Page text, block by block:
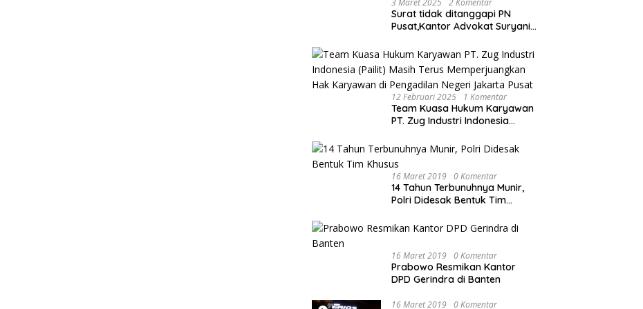
Surat tidak ditanggapi PN
Pusat,Kantor Advokat Suryani
Pengaduan ke Mahkamah
Agung RI
12 Februari 2025 1 Komentar
Team Kuasa Hukum Karyawan
PT. Zug Industri Indonesia
Memperjuangkan Hak
Karyawan di Pengadilan Negeri
Jakarta Pusat
16 Maret 2019 0 Komentar
14 Tahun Terbunuhnya Munir,
Polri Didesak Bentuk Tim
16 Maret 2019 0 Komentar
Prabowo Resmikan Kantor
DPD Gerindra di Banten
16 Maret 2019 0 Komentar